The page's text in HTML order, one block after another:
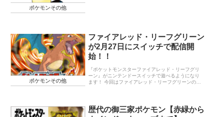
ポケモンその他
ポケモンその他
ファイアレッド・リーフグリーン
が2月27日にスイッチで配信開
始！！
『ポケットモンスターファイアレッド・リーフグリ
ーン』がニンテンドースイッチで遊べるようになり
ます！ 今回はファイアレッド・リーフグリーンの発
歴代の御三家ポケモン【赤緑から